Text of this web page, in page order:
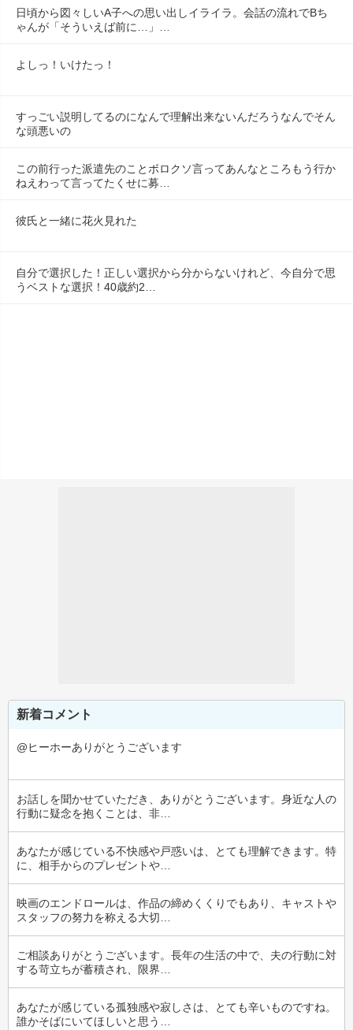
日頃から図々しいA子への思い出しイライラ。会話の流れでBち
ゃんが「そういえば前に…」…
よしっ！いけたっ！
すっごい説明してるのになんで理解出来ないんだろうなんでそん
な頭悪いの
この前行った派遣先のことボロクソ言ってあんなところもう行か
ねえわって言ってたくせに募…
彼氏と一緒に花火見れた
自分で選択した！正しい選択から分からないけれど、今自分で思
うベストな選択！40歳約2…
新着コメント
@ヒーホーありがとうございます
お話しを聞かせていただき、ありがとうございます。身近な人の
行動に疑念を抱くことは、非…
あなたが感じている不快感や戸惑いは、とても理解できます。特
に、相手からのプレゼントや…
映画のエンドロールは、作品の締めくくりでもあり、キャストや
スタッフの努力を称える大切…
ご相談ありがとうございます。長年の生活の中で、夫の行動に対
する苛立ちが蓄積され、限界…
あなたが感じている孤独感や寂しさは、とても辛いものですね。
誰かそばにいてほしいと思う…